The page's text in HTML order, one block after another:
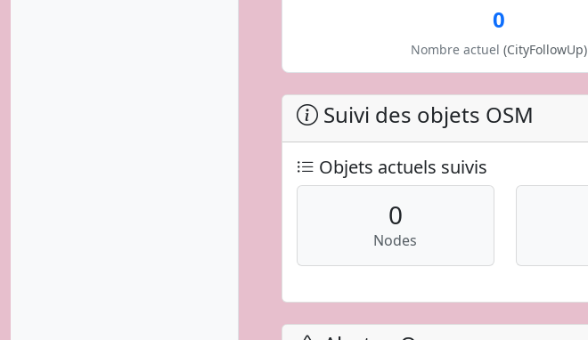
0
Nombre actuel(CityFollowUp)
Suivi des objets OSM
Objets actuels suivis
0
Nodes